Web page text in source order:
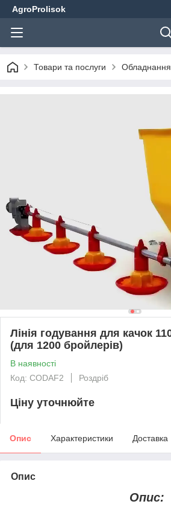
AgroProlisok
Товари та послуги Обладнання
Лінія годування для качок
(для 1200 бройлерів)
В наявності
Код: CODAF2
Роздріб
Ціну уточнюйте
Опис Характеристики Доставка
Опис
Опис: